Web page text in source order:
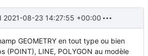
2021-08-23 14:27:55 +00:00
GEOMETRY en tout type ou bien
(POINT), LINE, POLYGON au modèle